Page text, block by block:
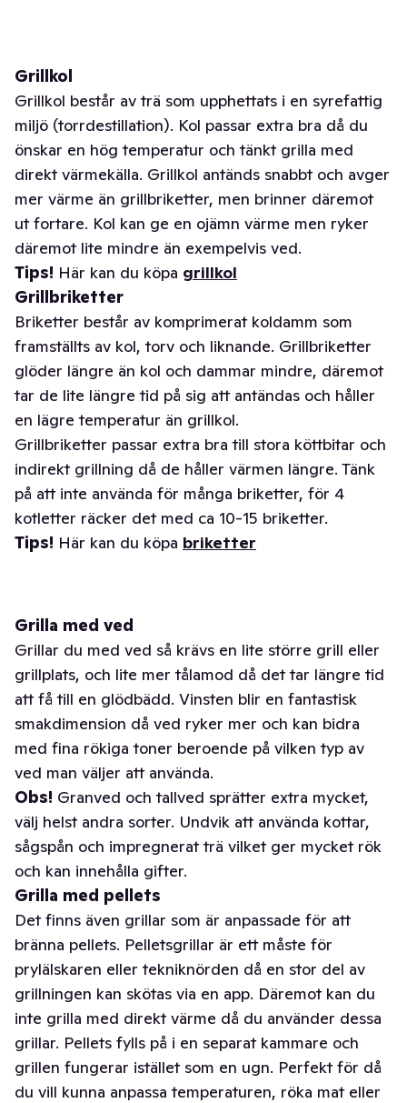
Grillkol
Grillkol består av trä som upphettats i en syrefattig
miljö (torrdestillation). Kol passar extra bra då du
önskar en hög temperatur och tänkt grilla med
direkt värmekälla. Grillkol antänds snabbt och avger
mer värme än grillbriketter, men brinner däremot
ut fortare. Kol kan ge en ojämn värme men ryker
däremot lite mindre än exempelvis ved.
Tips! Här kan du köpa grillkol
Grillbriketter
Briketter består av komprimerat koldamm som
framställts av kol, torv och liknande. Grillbriketter
glöder längre än kol och dammar mindre, däremot
tar de lite längre tid på sig att antändas och håller
en lägre temperatur än grillkol.
Grillbriketter passar extra bra till stora köttbitar och
indirekt grillning då de håller värmen längre. Tänk
på att inte använda för många briketter, för 4
kotletter räcker det med ca 10-15 briketter.
Tips! Här kan du köpa briketter
Grilla med ved
Grillar du med ved så krävs en lite större grill eller
grillplats, och lite mer tålamod då det tar längre tid
att få till en glödbädd. Vinsten blir en fantastisk
smakdimension då ved ryker mer och kan bidra
med fina rökiga toner beroende på vilken typ av
ved man väljer att använda.
Obs! Granved och tallved sprätter extra mycket,
välj helst andra sorter. Undvik att använda kottar,
sågspån och impregnerat trä vilket ger mycket rök
och kan innehålla gifter.
Grilla med pellets
Det finns även grillar som är anpassade för att
bränna pellets. Pelletsgrillar är ett måste för
prylälskaren eller tekniknörden då en stor del av
grillningen kan skötas via en app. Däremot kan du
inte grilla med direkt värme då du använder dessa
grillar. Pellets fylls på i en separat kammare och
grillen fungerar istället som en ugn. Perfekt för då
du vill kunna anpassa temperaturen, röka mat eller